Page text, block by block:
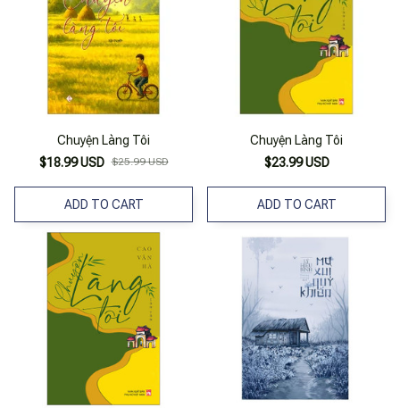
Chuyện Làng Tôi
$18.99 USD $25.99 USD
ADD TO CART
Chuyện Làng Tôi
$23.99 USD
ADD TO CART